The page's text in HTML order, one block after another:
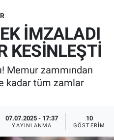
İMZALADI
KESİNLEŞTİ
Memur zammından
kadar tüm zamlar
07.07.2025 - 17:37
YAYINLANMA
10
GÖSTERIM